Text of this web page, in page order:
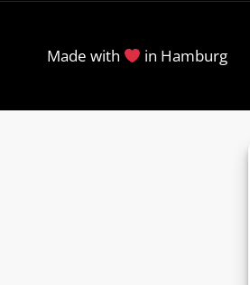
Made with in Hamburg